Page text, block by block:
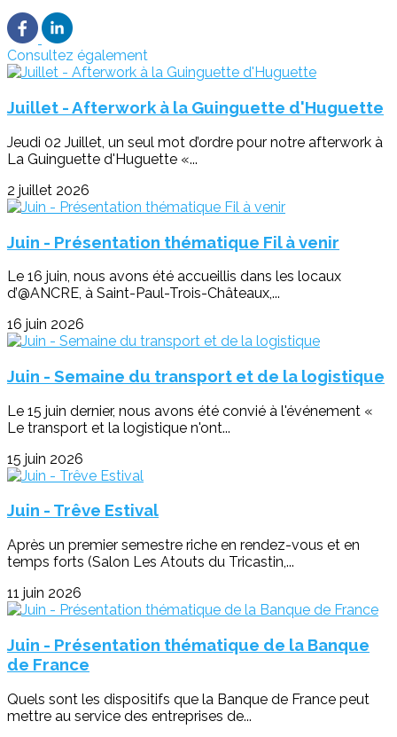
Consultez également
Juillet - Afterwork à la Guinguette d'Huguette
Jeudi 02 Juillet, un seul mot d’ordre pour notre afterwork à
La Guinguette d'Huguette «...
2 juillet 2026
Juin - Présentation thématique Fil à venir
Le 16 juin, nous avons été accueillis dans les locaux
d’@ANCRE, à Saint-Paul-Trois-Châteaux,...
16 juin 2026
Juin - Semaine du transport et de la logistique
Le 15 juin dernier, nous avons été convié à l'événement «
Le transport et la logistique n'ont...
15 juin 2026
Juin - Trêve Estival
Après un premier semestre riche en rendez-vous et en
temps forts (Salon Les Atouts du Tricastin,...
11 juin 2026
Juin - Présentation thématique de la Banque
de France
Quels sont les dispositifs que la Banque de France peut
mettre au service des entreprises de...